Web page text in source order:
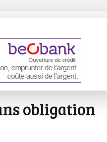
obligation